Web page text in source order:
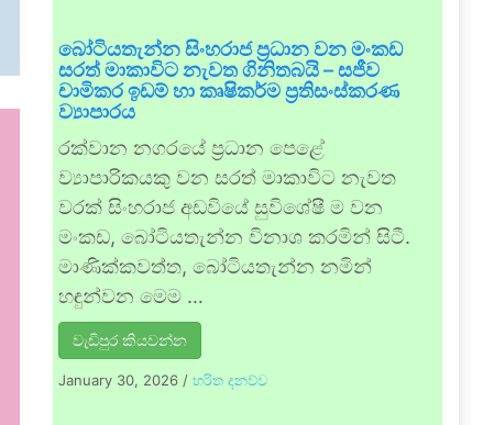
බෝටියතැන්න සිංහරාජ ප්‍රධාන වන මංකඩ
සරත් මාකාවිට නැවත ගිනිතබයි – සජීව
චාමිකර ඉඩම් හා කෘෂිකර්ම ප්‍රතිසංස්කරණ
ව්‍යාපාරය
රක්වාන නගරයේ ප්‍රධාන පෙළේ
ව්‍යාපාරිකයකු වන සරත් මාකාවිට නැවත
වරක් සිංහරාජ අඩවියේ සුවිශේෂී ම වන
මංකඩ, බෝටියතැන්න විනාශ කරමින් සිටී.
මාණික්කවත්ත, බෝටියතැන්න නමින්
හඳුන්වන මෙම …
වැඩිපුර කියවන්න
January 30, 2026 / හරිත දනව්ව